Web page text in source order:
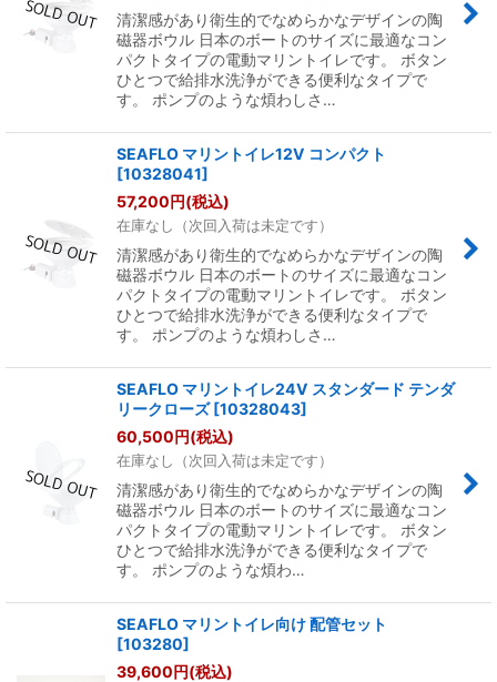
清潔感があり衛生的でなめらかなデザインの陶
磁器ボウル 日本のボートのサイズに最適なコン
パクトタイプの電動マリントイレです。 ボタン
ひとつで給排水洗浄ができる便利なタイプで
す。 ポンプのような煩わしさ…
SEAFLO マリントイレ12V コンパクト
[10328041]
57,200円(税込)
在庫なし（次回入荷は未定です）
清潔感があり衛生的でなめらかなデザインの陶
磁器ボウル 日本のボートのサイズに最適なコン
パクトタイプの電動マリントイレです。 ボタン
ひとつで給排水洗浄ができる便利なタイプで
す。 ポンプのような煩わしさ…
SEAFLO マリントイレ24V スタンダード テンダ
リークローズ [10328043]
60,500円(税込)
在庫なし（次回入荷は未定です）
清潔感があり衛生的でなめらかなデザインの陶
磁器ボウル 日本のボートのサイズに最適なコン
パクトタイプの電動マリントイレです。 ボタン
ひとつで給排水洗浄ができる便利なタイプで
す。 ポンプのような煩わ…
SEAFLO マリントイレ向け 配管セット
[103280]
39,600円(税込)